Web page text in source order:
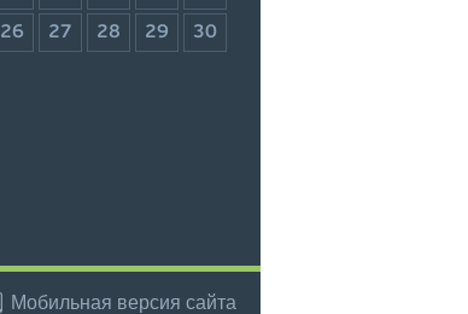
26 27 28 29 30
Мобильная версия сайта